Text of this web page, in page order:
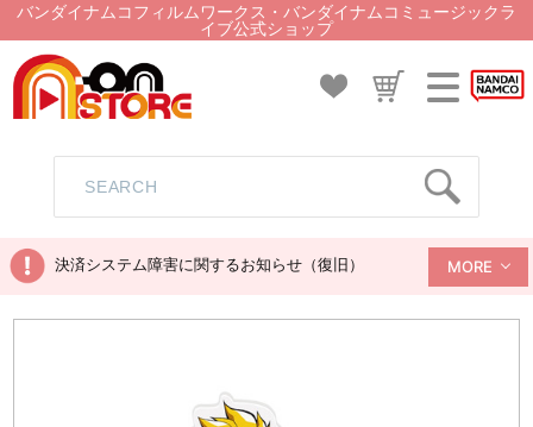
バンダイナムコフィルムワークス・バンダイナムコミュージックラ
イブ公式ショップ
決済システム障害に関するお知らせ（復旧） MORE